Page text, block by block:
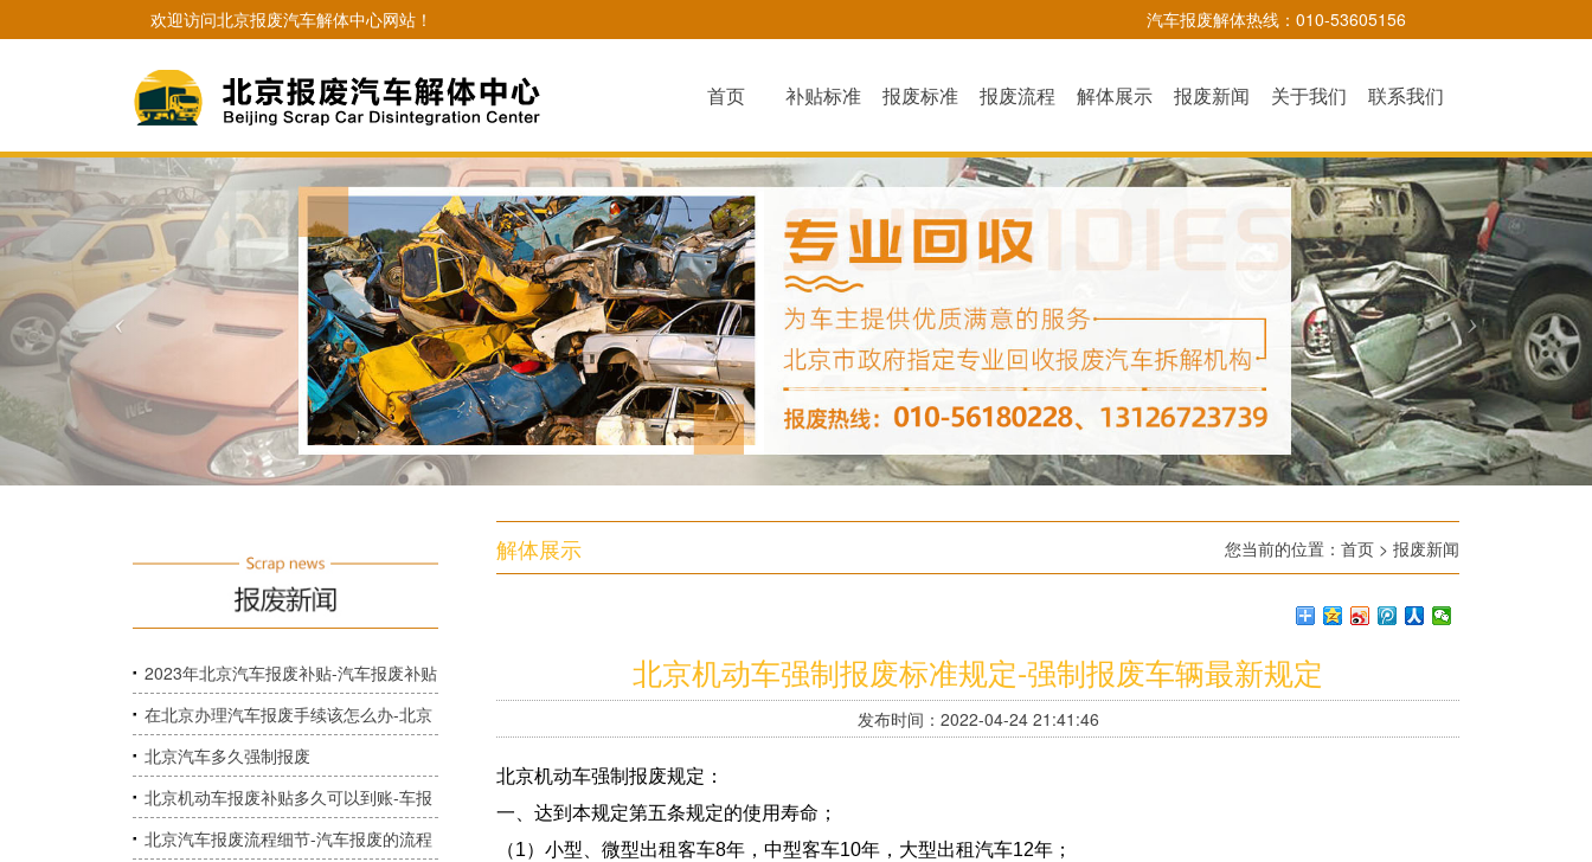
欢迎访问北京报废汽车解体中心网站！ 汽车报废解体热线：010-53605156
首页 补贴标准 报废标准 报废流程 解体展示 报废新闻 关于我们 联系我们
2023年北京汽车报废补贴-汽车报废补贴
政策已定，最高能拿1万
在北京办理汽车报废手续该怎么办-北京
市机动车报废需要哪些手续？
北京汽车多久强制报废
北京机动车报废补贴多久可以到账-车报
废补助，一般都多久到账？
北京汽车报废流程细节-汽车报废的流程
解体展示 您当前的位置： 首页 > 报废新闻
北京机动车强制报废标准规定-强制报废车辆最新规定
发布时间：2022-04-24 21:41:46
北京机动车强制报废规定：
一、达到本规定第五条规定的使用寿命；
（1）小型、微型出租客车8年，中型客车10年，大型出租汽车12年；